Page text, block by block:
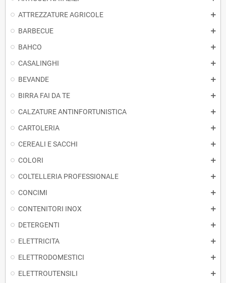
ATTREZZATURE AGRICOLE
BARBECUE
BAHCO
CASALINGHI
BEVANDE
BIRRA FAI DA TE
CALZATURE ANTINFORTUNISTICA
CARTOLERIA
CEREALI E SACCHI
COLORI
COLTELLERIA PROFESSIONALE
CONCIMI
CONTENITORI INOX
DETERGENTI
ELETTRICITA
ELETTRODOMESTICI
ELETTROUTENSILI